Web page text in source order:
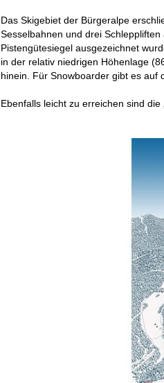
Das Skigebiet der Bürgeralpe
Sesselbahnen und drei
Pistengütesiegel ausgezeichnet
in der relativ niedrigen Höhenlage
hinein. Für Snowboarder gibt es auf
Ebenfalls leicht zu erreichen sind